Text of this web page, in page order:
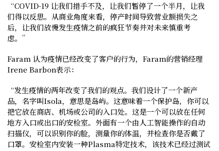
“COVID-19 让我们措手不及，让我们暂停了一个半月，让我
们得以反思。从商业角度来看，停产时间导致营业额损失之
后，让我们放慢发生疫情之前的疯狂节奏并对未来慎重考
虑。”
Faram 认为疫情已经改变了客户的行为， Faram的营销经理
Irene Barbon表示：
“发生疫情的两年改变了我们的观点。我们设计了一个新产
品，名字叫Isola，意思是岛屿。这意味着一个保护岛，你可以
把它放在商店、机场或公司的入口处。这是一个可以放在任何
地方入口或出口的安检室。外面有一个由人工智能操作的自动
扫描仪，可以识别你的脸，测量你的体温，并检查你是否戴了
口罩。安检室内安装一种Plasma特定技术，该技术已经过测试